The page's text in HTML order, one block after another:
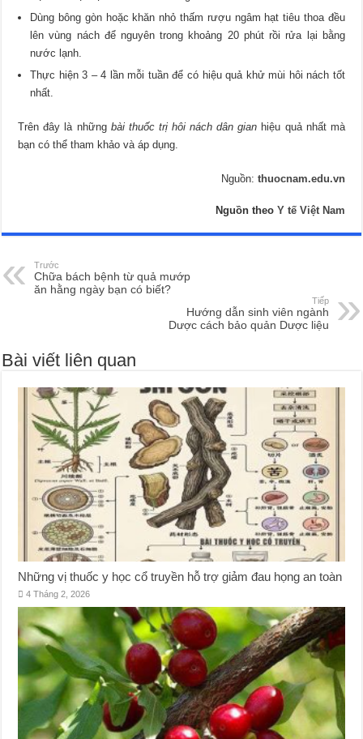
Dùng bông gòn hoặc khăn nhỏ thấm rượu ngâm hạt tiêu thoa đều
lên vùng nách để nguyên trong khoảng 20 phút rồi rửa lại bằng
nước lạnh.
Thực hiện 3 – 4 lần mỗi tuần để có hiệu quả khử mùi hôi nách tốt
nhất.
Trên đây là những bài thuốc trị hôi nách dân gian hiệu quả nhất mà
bạn có thể tham khảo và áp dụng.
Nguồn: thuocnam.edu.vn
Nguồn theo Y tế Việt Nam
Trước
Chữa bách bệnh từ quả mướp
ăn hằng ngày bạn có biết?
Tiếp
Hướng dẫn sinh viên ngành
Dược cách bảo quản Dược liệu
Bài viết liên quan
Những vị thuốc y học cổ truyền hỗ trợ giảm đau họng an toàn
4 Tháng 2, 2026